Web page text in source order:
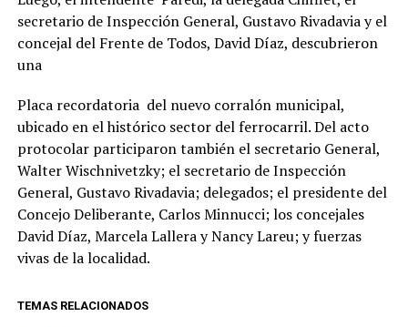
secretario de Inspección General, Gustavo Rivadavia y el
concejal del Frente de Todos, David Díaz, descubrieron
una
Placa recordatoria del nuevo corralón municipal,
ubicado en el histórico sector del ferrocarril. Del acto
protocolar participaron también el secretario General,
Walter Wischnivetzky; el secretario de Inspección
General, Gustavo Rivadavia; delegados; el presidente del
Concejo Deliberante, Carlos Minnucci; los concejales
David Díaz, Marcela Lallera y Nancy Lareu; y fuerzas
vivas de la localidad.
TEMAS RELACIONADOS